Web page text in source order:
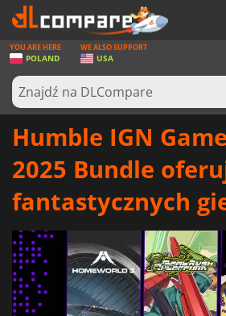
GRY
KARTY DO GIER
OPROGRAMOWANIE
ZALOGUJ SIĘ LUB ZAREJESTRUJ
YOU ARE HERE
POLAND
WE ALSO SUPPORT
USA
Humble IGN
2025 Bundle
fantastycznych